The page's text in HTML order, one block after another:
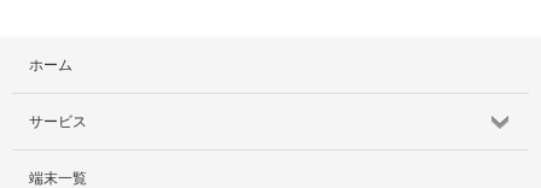
ホーム
サービス
サービス紹介
端末一覧